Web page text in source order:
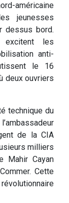
américaine
jeunesses
dessus bord.
excitent les
anti-
le 16
deux ouvriers
technique du
de la CIA
milliers
Mahir Cayan
Cette